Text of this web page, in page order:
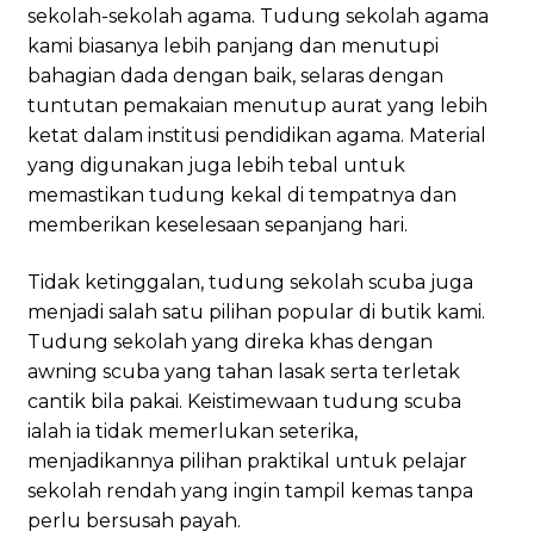
sekolah-sekolah agama. Tudung sekolah agama
kami biasanya lebih panjang dan menutupi
bahagian dada dengan baik, selaras dengan
tuntutan pemakaian menutup aurat yang lebih
ketat dalam institusi pendidikan agama. Material
yang digunakan juga lebih tebal untuk
memastikan tudung kekal di tempatnya dan
memberikan keselesaan sepanjang hari.
Tidak ketinggalan, tudung sekolah scuba juga
menjadi salah satu pilihan popular di butik kami.
Tudung sekolah yang direka khas dengan
awning scuba yang tahan lasak serta terletak
cantik bila pakai. Keistimewaan tudung scuba
ialah ia tidak memerlukan seterika,
menjadikannya pilihan praktikal untuk pelajar
sekolah rendah yang ingin tampil kemas tanpa
perlu bersusah payah.